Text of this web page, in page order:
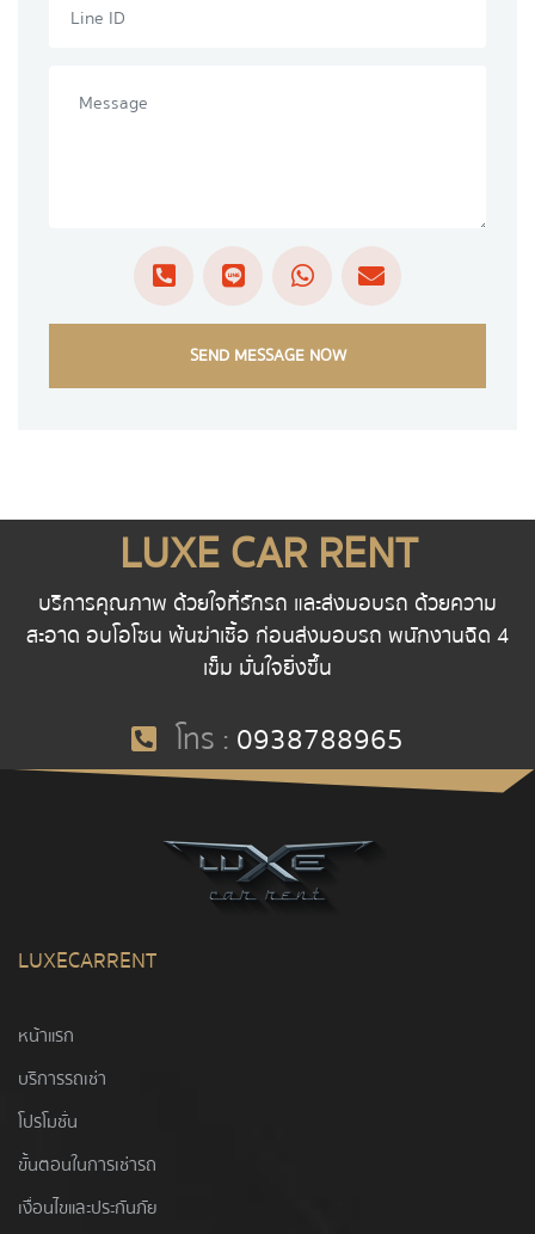
SEND MESSAGE NOW
LUXE CAR RENT
บริการคุณภาพ ด้วยใจที่รักรถ และส่งมอบรถ ด้วยความ
สะอาด อบโอโซน พ้นฆ่าเชื้อ ก่อนส่งมอบรถ พนักงานฉีด 4
เข็ม มั่นใจยิ่งขึ้น
โทร : 0938788965
LUXECARRENT
หน้าแรก
บริการรถเช่า
โปรโมชั่น
ขั้นตอนในการเช่ารถ
เงื่อนไขและประกันภัย